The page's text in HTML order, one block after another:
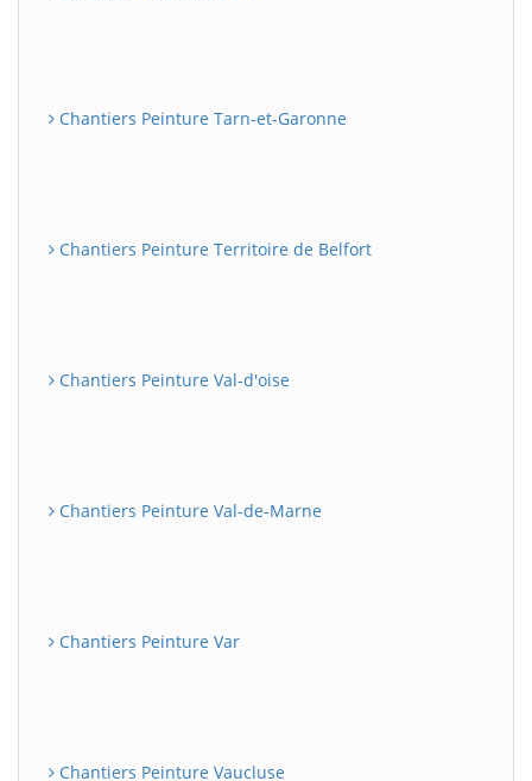
Chantiers Peinture Tarn-et-Garonne
Chantiers Peinture Territoire de Belfort
Chantiers Peinture Val-d'oise
Chantiers Peinture Val-de-Marne
Chantiers Peinture Var
Chantiers Peinture Vaucluse